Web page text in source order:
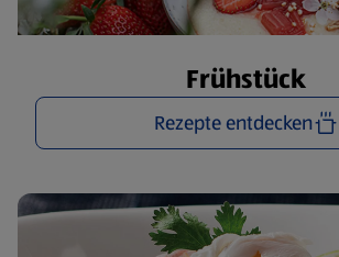
Frühstück
Rezepte entdecken